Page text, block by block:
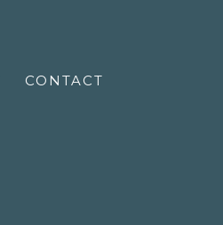
CONTACT